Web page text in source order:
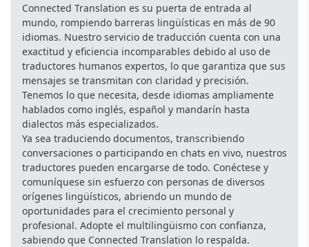
Connected Translation es su puerta de entrada al
mundo, rompiendo barreras lingüísticas en más de 90
idiomas. Nuestro servicio de traducción cuenta con una
exactitud y eficiencia incomparables debido al uso de
traductores humanos expertos, lo que garantiza que sus
mensajes se transmitan con claridad y precisión.
Tenemos lo que necesita, desde idiomas ampliamente
hablados como inglés, español y mandarín hasta
dialectos más especializados.
Ya sea traduciendo documentos, transcribiendo
conversaciones o participando en chats en vivo, nuestros
traductores pueden encargarse de todo. Conéctese y
comuníquese sin esfuerzo con personas de diversos
orígenes lingüísticos, abriendo un mundo de
oportunidades para el crecimiento personal y
profesional. Adopte el multilingüismo con confianza,
sabiendo que Connected Translation lo respalda.